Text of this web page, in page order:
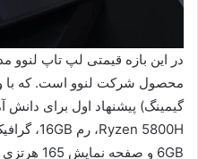
محصول شرکت لنوو است. که با
گیمینگ) پیشنهاد اول برای دانش